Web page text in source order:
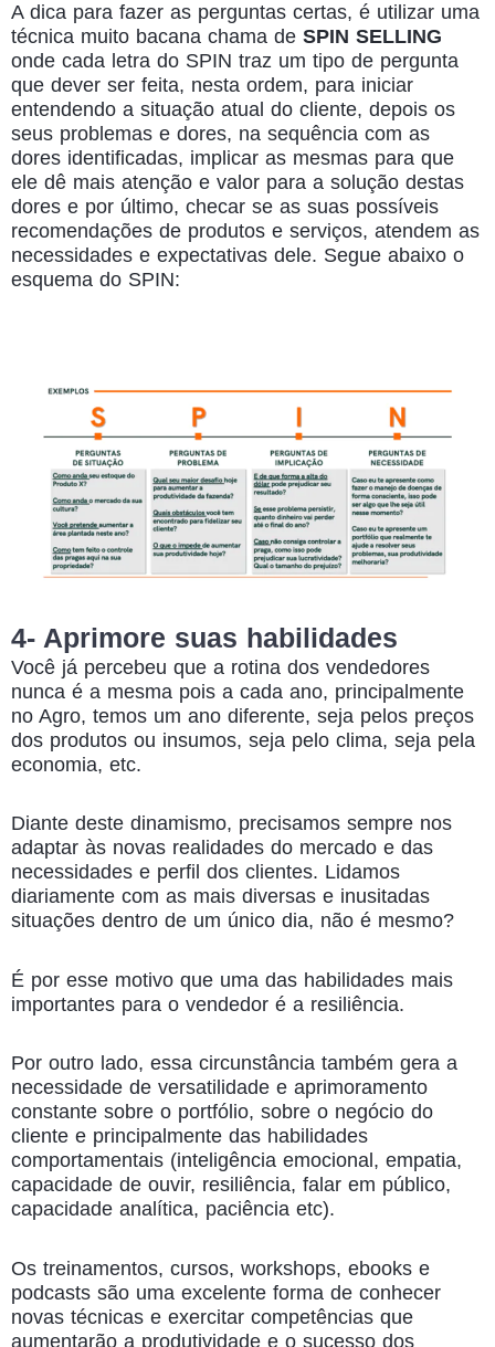
A dica para fazer as perguntas certas, é utilizar uma
técnica muito bacana chama de SPIN SELLING
onde cada letra do SPIN traz um tipo de pergunta
que dever ser feita, nesta ordem, para iniciar
entendendo a situação atual do cliente, depois os
seus problemas e dores, na sequência com as
dores identificadas, implicar as mesmas para que
ele dê mais atenção e valor para a solução destas
dores e por último, checar se as suas possíveis
recomendações de produtos e serviços, atendem as
necessidades e expectativas dele. Segue abaixo o
esquema do SPIN:
4- Aprimore suas habilidades
Você já percebeu que a rotina dos vendedores
nunca é a mesma pois a cada ano, principalmente
no Agro, temos um ano diferente, seja pelos preços
dos produtos ou insumos, seja pelo clima, seja pela
economia, etc.
Diante deste dinamismo, precisamos sempre nos
adaptar às novas realidades do mercado e das
necessidades e perfil dos clientes. Lidamos
diariamente com as mais diversas e inusitadas
situações dentro de um único dia, não é mesmo?
É por esse motivo que uma das habilidades mais
importantes para o vendedor é a resiliência.
Por outro lado, essa circunstância também gera a
necessidade de versatilidade e aprimoramento
constante sobre o portfólio, sobre o negócio do
cliente e principalmente das habilidades
comportamentais (inteligência emocional, empatia,
capacidade de ouvir, resiliência, falar em público,
capacidade analítica, paciência etc).
Os treinamentos, cursos, workshops, ebooks e
podcasts são uma excelente forma de conhecer
novas técnicas e exercitar competências que
aumentarão a produtividade e o sucesso dos